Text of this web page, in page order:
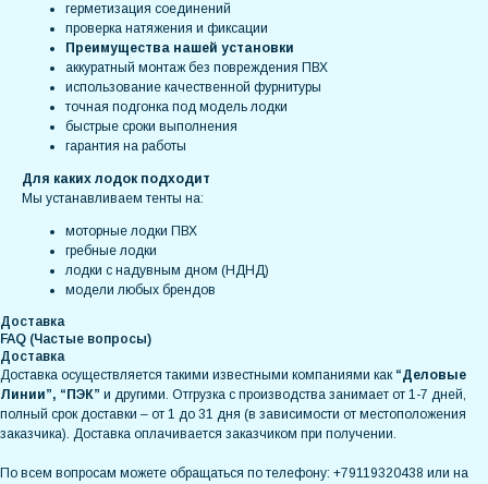
герметизация соединений
проверка натяжения и фиксации
Преимущества нашей установки
аккуратный монтаж без повреждения ПВХ
использование качественной фурнитуры
точная подгонка под модель лодки
быстрые сроки выполнения
гарантия на работы
Для каких лодок подходит
Мы устанавливаем тенты на:
моторные лодки ПВХ
гребные лодки
лодки с надувным дном (НДНД)
модели любых брендов
Доставка
FAQ (Частые вопросы)
Доставка
Доставка осуществляется такими известными компаниями как “Деловые
Линии”, “ПЭК” и другими. Отгрузка с производства занимает от 1-7 дней,
полный срок доставки – от 1 до 31 дня (в зависимости от местоположения
заказчика). Доставка оплачивается заказчиком при получении.
По всем вопросам можете обращаться по телефону: +79119320438 или на